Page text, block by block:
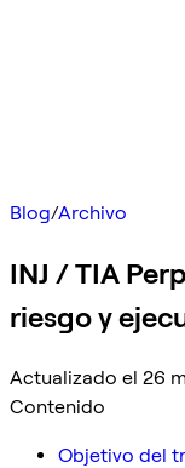
Blog/Archivo
INJ / TIA
riesgo y
Actualizado el 26
Contenido
Objetivo del